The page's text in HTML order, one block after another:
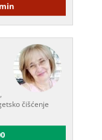
čišćenje